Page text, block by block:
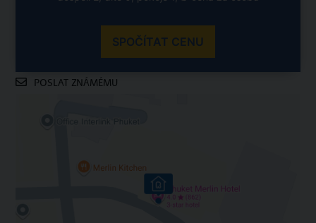
SPOČÍTAT CENU
POSLAT ZNÁMÉMU